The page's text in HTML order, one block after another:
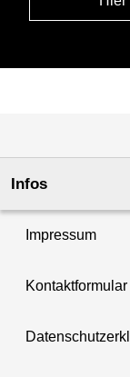
Infos
Impressum
Kontaktformular